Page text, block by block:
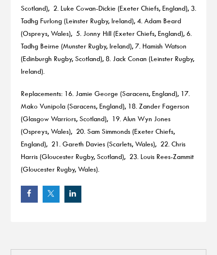
Scotland), 2. Luke Cowan-Dickie (Exeter Chiefs, England), 3.
Tadhg Furlong (Leinster Rugby, Ireland), 4. Adam Beard
(Ospreys, Wales), 5. Jonny Hill (Exeter Chiefs, England), 6.
Tadhg Beirne (Munster Rugby, Ireland), 7. Hamish Watson
(Edinburgh Rugby, Scotland), 8. Jack Conan (Leinster Rugby,
Ireland).
Replacements: 16. Jamie George (Saracens, England), 17.
Mako Vunipola (Saracens, England), 18. Zander Fagerson
(Glasgow Warriors, Scotland), 19. Alun Wyn Jones
(Ospreys, Wales), 20. Sam Simmonds (Exeter Chiefs,
England), 21. Gareth Davies (Scarlets, Wales), 22. Chris
Harris (Gloucester Rugby, Scotland), 23. Louis Rees-Zammit
(Gloucester Rugby, Wales).